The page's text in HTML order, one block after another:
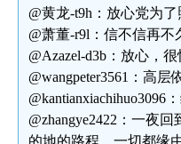
@黄龙-t9h：放心党为
@萧董-r9l：信不信再
@Azazel-d3b：放心，
@wangpeter3561：高
@kantianxiachihuo3096
@zhangye2422：一夜
的地的路程，一切都缘